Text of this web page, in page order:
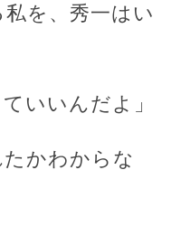
を、秀一はい
いいんだよ」
かわからな